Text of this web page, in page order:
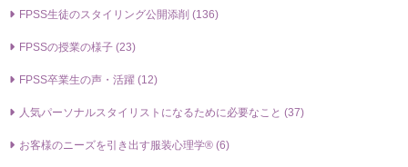
FPSS⽣徒のスタイリング公開添削 (136)
FPSSの授業の様⼦ (23)
FPSS卒業⽣の声・活躍 (12)
⼈気パーソナルスタイリストになるために必要なこと (37)
お客様のニーズを引き出す服装⼼理学® (6)